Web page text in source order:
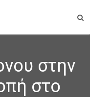
στην
στο